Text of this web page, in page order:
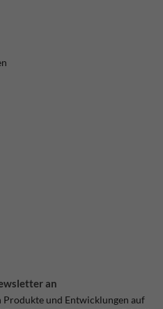
an
Produkte und Entwicklungen auf